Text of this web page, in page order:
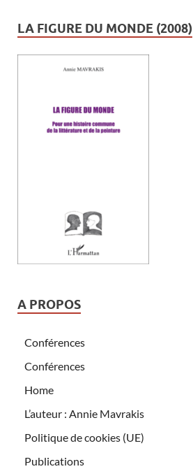
LA FIGURE DU MONDE (2008)
A PROPOS
Conférences
Conférences
Home
L’auteur : Annie Mavrakis
Politique de cookies (UE)
Publications